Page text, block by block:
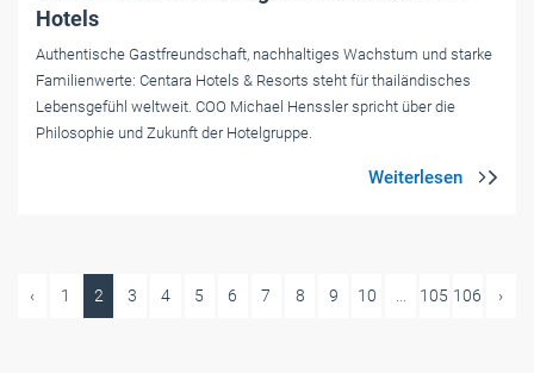
Hotels
Authentische Gastfreundschaft, nachhaltiges Wachstum und starke
Familienwerte: Centara Hotels & Resorts steht für thailändisches
Lebensgefühl weltweit. COO Michael Henssler spricht über die
Philosophie und Zukunft der Hotelgruppe.
‹ 1 2 3 4 5 6 7 8 9 10 ... 105 106 ›